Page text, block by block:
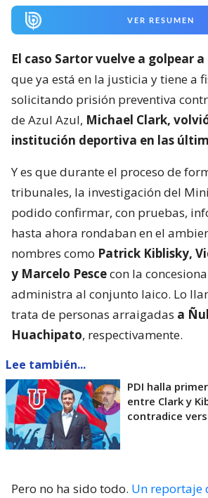
VER RESUMEN
El caso Sartor vuelve a golpear a
que ya está en la justicia y tiene a
solicitando prisión preventiva
de Azul Azul, Michael Clark,
institución deportiva en las
Y es que durante el proceso de
tribunales, la investigación del
podido confirmar, con pruebas,
hasta ahora rondaban en el
nombres como Patrick Kiblisky,
y Marcelo Pescecon la
administra al conjunto laico. Lo
trata de personas arraigadas a
Huachipato, respectivamente.
Lee también...
PDI halla
entre Clark y
contradice
Pero no ha sido todo. Un reportaje